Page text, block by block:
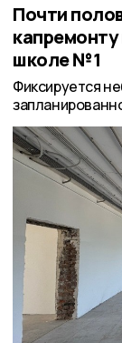
Почти
школе №1
Фиксируется